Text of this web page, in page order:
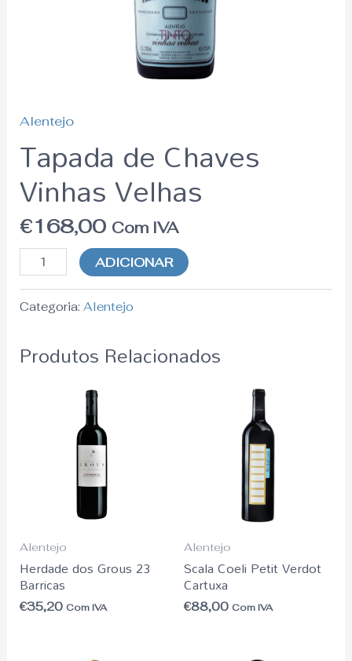
Alentejo
Tapada de Chaves
Vinhas Velhas
€168,00 Com IVA
ADICIONAR
Categoria:Alentejo
Produtos Relacionados
Alentejo
Herdade dos Grous 23
Barricas
€35,20 Com IVA
Alentejo
Scala Coeli Petit Verdot
Cartuxa
€88,00 Com IVA